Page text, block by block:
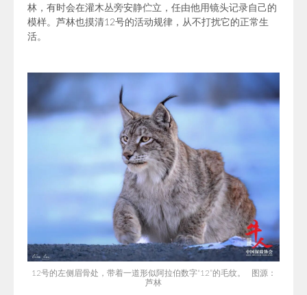
林，有时会在灌木丛旁安静伫立，任由他用镜头记录自己的
模样。芦林也摸清12号的活动规律，从不打扰它的正常生
活。
12号的左侧眉骨处，带着一道形似阿拉伯数字“12”的毛纹。 图源：
芦林